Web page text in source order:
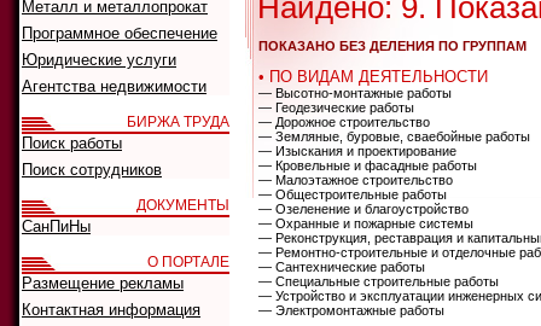
Найдено: 9.
ПОКАЗАНО БЕЗ ДЕЛЕНИЯ ПО ГРУППАМ
• ПО ВИДАМ ДЕЯТЕЛЬНОСТИ
— Высотно-монтажные работы
— Геодезические работы
— Дорожное строительство
— Земляные, буровые, сваебойные работы
— Изыскания и проектирование
— Кровельные и фасадные работы
— Малоэтажное строительство
— Общестроительные работы
— Озеленение и благоустройство
— Охранные и пожарные системы
— Реконструкция, реставрация и
— Ремонтно-строительные и отделочные
— Сантехнические работы
— Специальные строительные работы
— Устройство и эксплуатации инженерных
— Электромонтажные работы
Металл и металлопрокат
Программное обеспечение
Юридические услуги
Агентства недвижимости
БИРЖА ТРУДА
Поиск работы
Поиск сотрудников
ДОКУМЕНТЫ
СанПиНы
О ПОРТАЛЕ
Размещение рекламы
Контактная информация